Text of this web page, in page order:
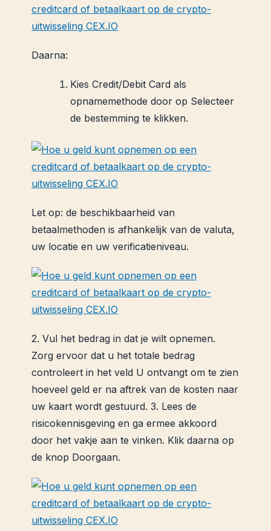
Daarna:
Kies Credit/Debit Card als
opnamemethode door op Selecteer
de bestemming te klikken.
Let op: de beschikbaarheid van
betaalmethoden is afhankelijk van de valuta,
uw locatie en uw verificatieniveau.
2. Vul het bedrag in dat je wilt opnemen.
Zorg ervoor dat u het totale bedrag
controleert in het veld U ontvangt om te zien
hoeveel geld er na aftrek van de kosten naar
uw kaart wordt gestuurd. 3. Lees de
risicokennisgeving en ga ermee akkoord
door het vakje aan te vinken. Klik daarna op
de knop Doorgaan.